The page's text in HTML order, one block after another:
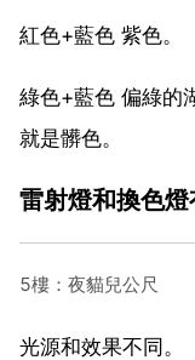
紅色+藍色 紫色。
綠色+藍色 偏綠的
就是髒色。
雷射燈和換色
5樓：夜貓兒公尺
光源和效果不同。